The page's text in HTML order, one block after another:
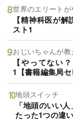
世界のエリート
【精神科医が
スト1
おじいちゃんが
【やってない
1【書籍編集局セ
地頭スイッチ
「地頭のいい
たった1つの違い